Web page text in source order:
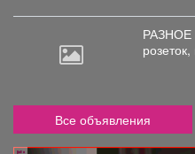
розеток,
Все объявления